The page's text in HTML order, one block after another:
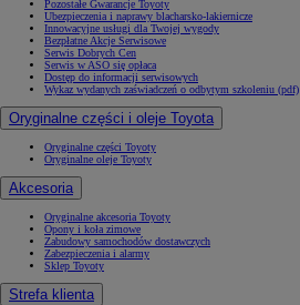
Pozostałe Gwarancje Toyoty
Ubezpieczenia i naprawy blacharsko-lakiernicze
Innowacyjne usługi dla Twojej wygody
Bezpłatne Akcje Serwisowe
Serwis Dobrych Cen
Serwis w ASO się opłaca
Dostęp do informacji serwisowych
Wykaz wydanych zaświadczeń o odbytym szkoleniu (pdf)
Oryginalne części i oleje Toyota
Oryginalne części Toyoty
Oryginalne oleje Toyoty
Akcesoria
Oryginalne akcesoria Toyoty
Opony i koła zimowe
Zabudowy samochodów dostawczych
Zabezpieczenia i alarmy
Sklep Toyoty
Strefa klienta